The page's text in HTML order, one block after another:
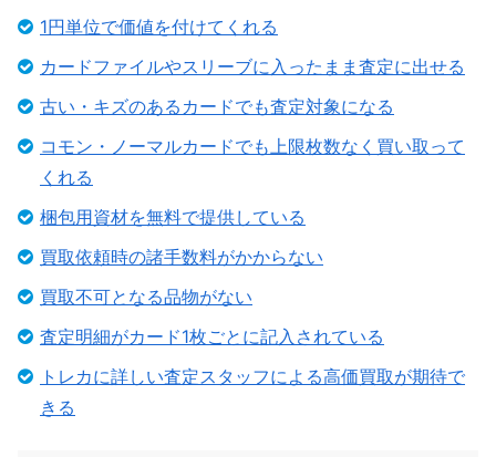
1円単位で価値を付けてくれる
カードファイルやスリーブに入ったまま査定に出せる
古い・キズのあるカードでも査定対象になる
コモン・ノーマルカードでも上限枚数なく買い取って
くれる
梱包用資材を無料で提供している
買取依頼時の諸手数料がかからない
買取不可となる品物がない
査定明細がカード1枚ごとに記入されている
トレカに詳しい査定スタッフによる高価買取が期待で
きる